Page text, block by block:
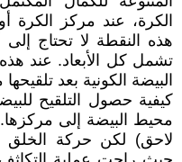
الكرة، عند مركز الكرة
هذه النقطة لا تحتاج
تشمل كل الأبعاد. عند
البيضة الكونية بعد
كيفية حصول التلقيح
محيط البيضة إلى
لاحق) لكن حركة